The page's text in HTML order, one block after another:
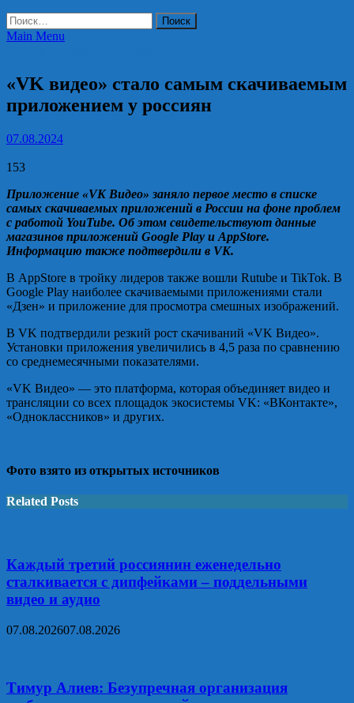
Найти:
Main Menu
«VK видео» стало самым скачиваемым
приложением у россиян
07.08.2024
153
Приложение «VK Видео» заняло первое место в списке
самых скачиваемых приложений в России на фоне проблем
с работой YouTube. Об этом свидетельствуют данные
магазинов приложений Google Play и AppStore.
Информацию также подтвердили в VK.
В AppStore в тройку лидеров также вошли Rutube и TikTok. В
Google Play наиболее скачиваемыми приложениями стали
«Дзен» и приложение для просмотра смешных изображений.
В VK подтвердили резкий рост скачиваний «VK Видео».
Установки приложения увеличились в 4,5 раза по сравнению
со среднемесячными показателями.
«VK Видео» — это платформа, которая объединяет видео и
трансляции со всех площадок экосистемы VK: «ВКонтакте»,
«Одноклассников» и других.
Фото взято из открытых источников
Related Posts
Каждый третий россиянин еженедельно
сталкивается с дипфейками – поддельными
видео и аудио
07.08.202607.08.2026
Тимур Алиев: Безупречная организация